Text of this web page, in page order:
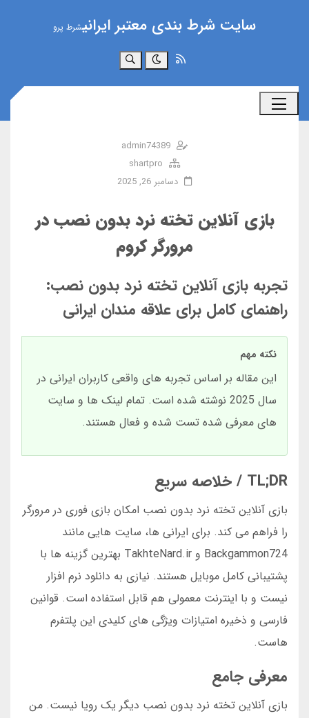
سایت شرط بندی معتبر ایرانیشرط پرو
جستجو
admin74389
shartpro
دسامبر 26, 2025
بازی آنلاین تخته نرد بدون نصب در
مرورگر کروم
تجربه بازی آنلاین تخته نرد بدون نصب:
راهنمای کامل برای علاقه مندان ایرانی
نکته مهم
این مقاله بر اساس تجربه های واقعی کاربران ایرانی در
سال 2025 نوشته شده است. تمام لینک ها و سایت
های معرفی شده تست شده و فعال هستند.
TL;DR / خلاصه سریع
بازی آنلاین تخته نرد بدون نصب امکان بازی فوری در مرورگر
را فراهم می کند. برای ایرانی ها، سایت هایی مانند
Backgammon724 و TakhteNard.ir بهترین گزینه ها با
پشتیبانی کامل موبایل هستند. نیازی به دانلود نرم افزار
نیست و با اینترنت معمولی هم قابل استفاده است. قوانین
فارسی و ذخیره امتیازات ویژگی های کلیدی این پلتفرم
هاست.
معرفی جامع
بازی آنلاین تخته نرد بدون نصب دیگر یک رویا نیست. من